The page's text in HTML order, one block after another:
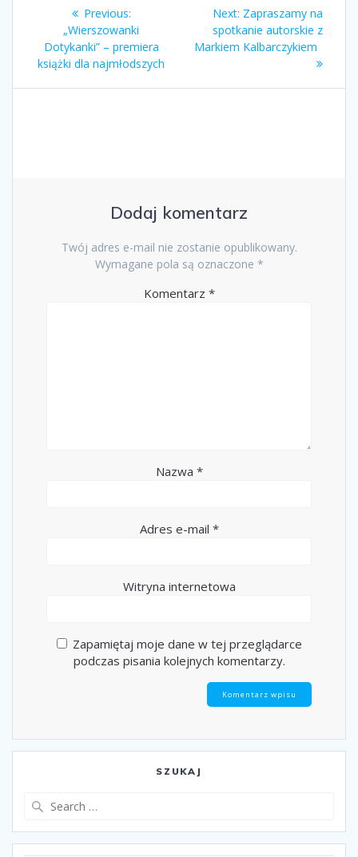
wpisu
Previous:Previous
post:
„Wierszowanki
Dotykanki” – premiera
książki dla najmłodszych
Next: Next
post:
Zapraszamy na
spotkanie autorskie z
Markiem Kalbarczykiem
Dodaj komentarz
Twój adres e-mail nie zostanie opublikowany.
Wymagane pola są oznaczone *
Komentarz *
Nazwa *
Adres e-mail *
Witryna internetowa
Zapamiętaj moje dane w tej przeglądarce
podczas pisania kolejnych komentarzy.
SZUKAJ